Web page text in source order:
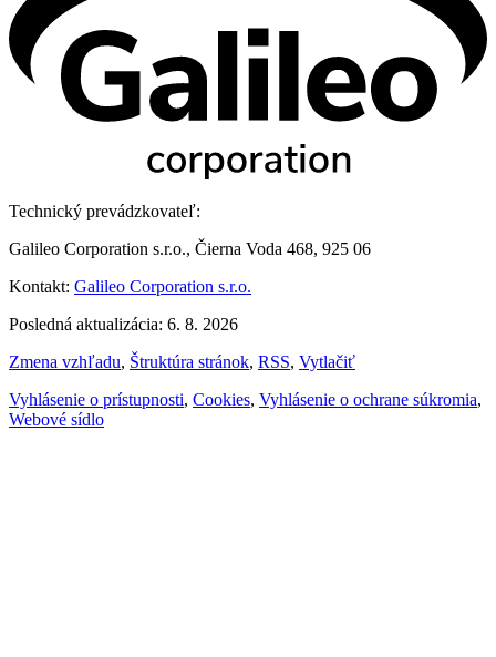
Technický prevádzkovateľ:
Galileo Corporation s.r.o., Čierna Voda 468, 925 06
Kontakt: Galileo Corporation s.r.o.
Posledná aktualizácia: 6. 8. 2026
Zmena vzhľadu, Štruktúra stránok, RSS, Vytlačiť
Vyhlásenie o prístupnosti, Cookies, Vyhlásenie o ochrane súkromia,
Webové sídlo